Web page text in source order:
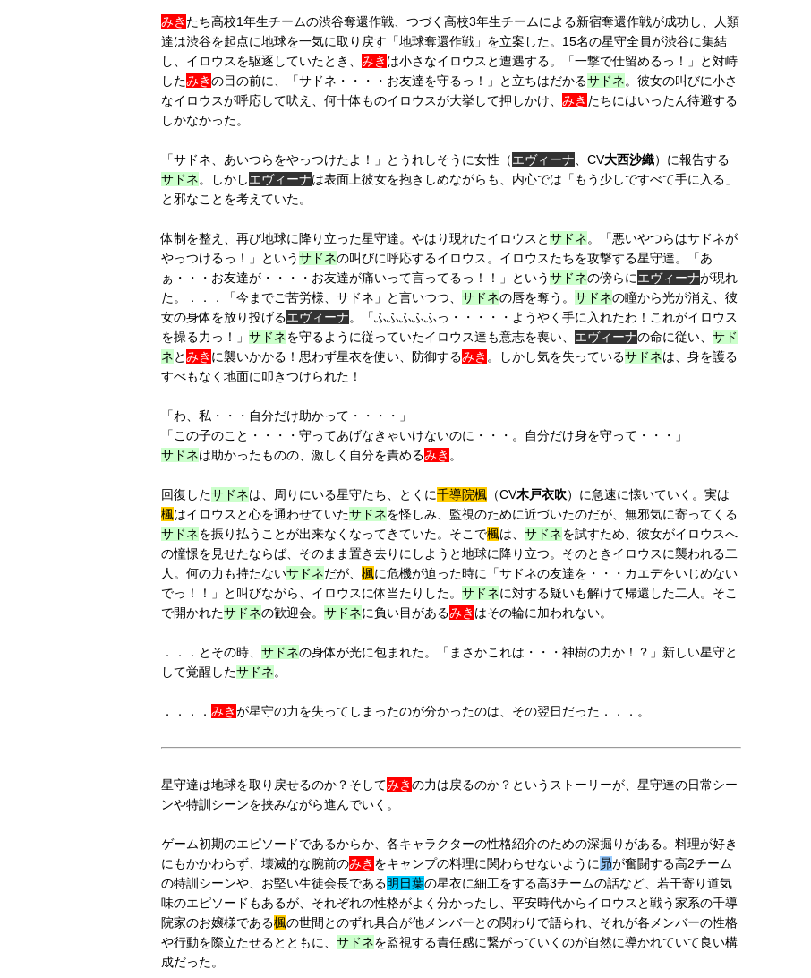
みき たち高校1年生チームの渋谷奪還作戦、つづく高校3年生チームによる新宿奪還作戦が成功し、人類
達は渋谷を起点に地球を一気に取り戻す「地球奪還作戦」を立案した。15名の星守全員が渋谷に集結
し、イロウスを駆逐していたとき、 みき は小さなイロウスと遭遇する。「一撃で仕留めるっ！」と対峙
したみきの目の前に、「サドネ・・・・お友達を守るっ！」と立ちはだかるサドネ。彼女の叫びに小さ
なイロウスが呼応して吠え、何十体ものイロウスが大挙して押しかけ、 みき たちにはいったん待避する
しかなかった。
「サドネ、あいつらをやっつけたよ！」とうれしそうに女性（エヴィーナ 、CV大西沙織）に報告する
サドネ。しかしエヴィーナは表面上彼女を抱きしめながらも、内心では「もう少しですべて手に入る」
と邪なことを考えていた。
体制を整え、再び地球に降り立った星守達。やはり現れたイロウスとサドネ。「悪いやつらはサドネが
やっつけるっ！」というサドネの叫びに呼応するイロウス。イロウスたちを攻撃する星守達。「あ
ぁ・・・お友達が・・・・お友達が痛いって言ってるっ！！」というサドネの傍らにエヴィーナが現れ
た。．．．「今までご苦労様、サドネ」と言いつつ、 サドネの唇を奪う。 サドネの瞳から光が消え、彼
女の身体を放り投げるエヴィーナ。「ふふふふふっ・・・・・ようやく手に入れたわ！これがイロウス
を操る力っ！」 サドネを守るように従っていたイロウス達も意志を喪い、 エヴィーナの命に従い、 サド
ネとみき に襲いかかる！思わず星衣を使い、防御するみき 。しかし気を失っているサドネは、身を護る
すべもなく地面に叩きつけられた！
「わ、私・・・自分だけ助かって・・・・」
「この子のこと・・・・守ってあげなきゃいけないのに・・・。自分だけ身を守って・・・」
サドネは助かったものの、激しく自分を責めるみき 。
回復したサドネは、周りにいる星守たち、とくに千導院楓 （CV木戸衣吹）に急速に懐いていく。実は
楓はイロウスと心を通わせていたサドネを怪しみ、監視のために近づいたのだが、無邪気に寄ってくる
サドネを振り払うことが出来なくなってきていた。そこで楓は、 サドネを試すため、彼女がイロウスへ
の憧憬を見せたならば、そのまま置き去りにしようと地球に降り立つ。そのときイロウスに襲われる二
人。何の力も持たないサドネだが、 楓に危機が迫った時に「サドネの友達を・・・カエデをいじめない
でっ！！」と叫びながら、イロウスに体当たりした。 サドネに対する疑いも解けて帰還した二人。そこ
で開かれたサドネの歓迎会。 サドネに負い目があるみき はその輪に加われない。
．．．とその時、 サドネの身体が光に包まれた。「まさかこれは・・・神樹の力か！？」新しい星守と
して覚醒したサドネ。
．．．． みきが星守の力を失ってしまったのが分かったのは、その翌日だった．．．。
星守達は地球を取り戻せるのか？そしてみきの力は戻るのか？というストーリーが、星守達の日常シー
ンや特訓シーンを挟みながら進んでいく。
ゲーム初期のエピソードであるからか、各キャラクターの性格紹介のための深掘りがある。料理が好き
にもかかわらず、壊滅的な腕前のみき をキャンプの料理に関わらせないように 昴が奮闘する高2チーム
の特訓シーンや、お堅い生徒会長である明日葉の星衣に細工をする高3チームの話など、若干寄り道気
味のエピソードもあるが、それぞれの性格がよく分かったし、平安時代からイロウスと戦う家系の千導
院家のお嬢様である楓の世間とのずれ具合が他メンバーとの関わりで語られ、それが各メンバーの性格
や行動を際立たせるとともに、 サドネを監視する責任感に繋がっていくのが自然に導かれていて良い構
成だった。